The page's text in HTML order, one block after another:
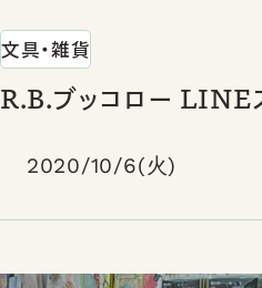
文具・雑貨
R.B.ブッコロー LINE
2020/10/6(火)